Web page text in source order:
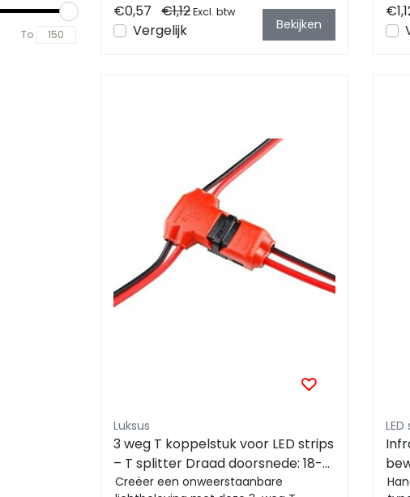
To
€0,57 €1,12Excl. btw
Vergelijk Bekijken
Luksus
3 weg T koppelstuk voor LED strips
– T splitter Draad doorsnede: 18-
24AWG - LED strip traptrede
Creëer een onweerstaanbare